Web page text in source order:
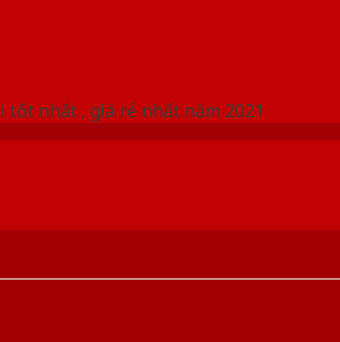
nhất , giá rẻ nhất năm 2021